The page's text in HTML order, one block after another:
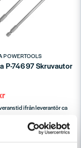
mm 3-P
POWERTOOLS
P-74697
ifrån leverantör ca
Köp